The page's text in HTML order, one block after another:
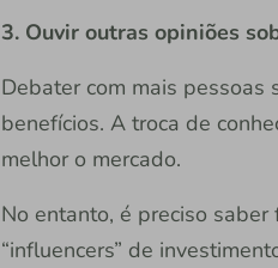
3. Ouvir outras opiniões
Debater com mais pessoas
benefícios. A troca de
melhor o mercado.
No entanto, é preciso
“influencers” de